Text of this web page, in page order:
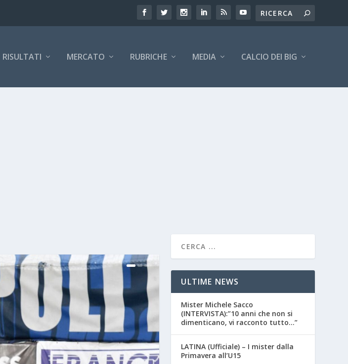
RISULTATI MERCATO RUBRICHE MEDIA CALCIO DEI BIG
ULTIME NEWS
Mister Michele Sacco
(INTERVISTA):”10 anni che non si
dimenticano, vi racconto tutto…”
LATINA (Ufficiale) – I mister dalla
Primavera all’U15